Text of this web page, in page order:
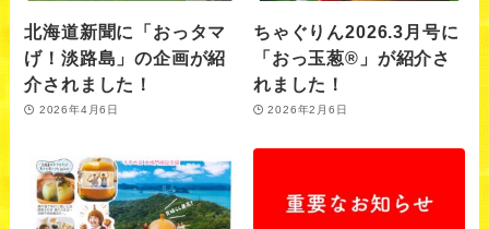
北海道新聞に「おっタマ
げ！淡路島」の企画が紹
介されました！
2026年4月6日
ちゃぐりん2026.3月号に
「おっ玉葱®」が紹介さ
れました！
2026年2月6日